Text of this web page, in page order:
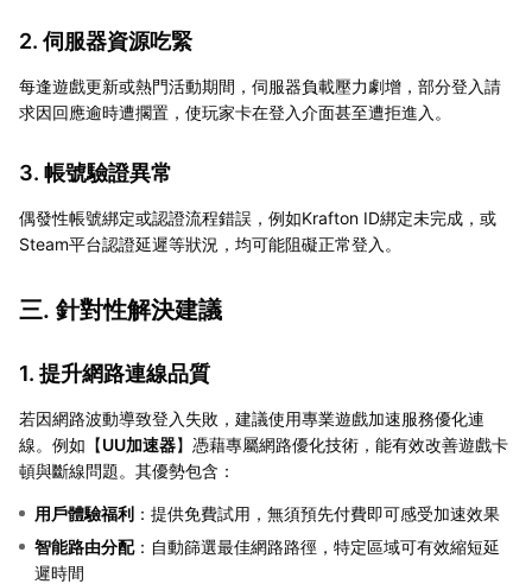
2. 伺服器資源吃緊
每逢遊戲更新或熱門活動期間，伺服器負載壓力劇增，部分登入請
求因回應逾時遭擱置，使玩家卡在登入介面甚至遭拒進入。
3. 帳號驗證異常
偶發性帳號綁定或認證流程錯誤，例如Krafton ID綁定未完成，或
Steam平台認證延遲等狀況，均可能阻礙正常登入。
三. 針對性解決建議
1. 提升網路連線品質
若因網路波動導致登入失敗，建議使用專業遊戲加速服務優化連
線。例如【UU加速器】憑藉專屬網路優化技術，能有效改善遊戲卡
頓與斷線問題。其優勢包含：
用戶體驗福利 ：提供免費試用，無須預先付費即可感受加速效果
智能路由分配：自動篩選最佳網路路徑，特定區域可有效縮短延
遲時間